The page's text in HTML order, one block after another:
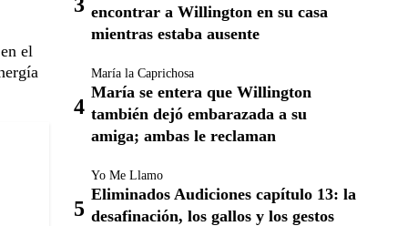
el
encontrar a Willington en su casa
mientras estaba ausente
María la Caprichosa
María se entera que Willington
también dejó embarazada a su
amiga; ambas le reclaman
Yo Me Llamo
Eliminados Audiciones capítulo 13: la
desafinación, los gallos y los gestos